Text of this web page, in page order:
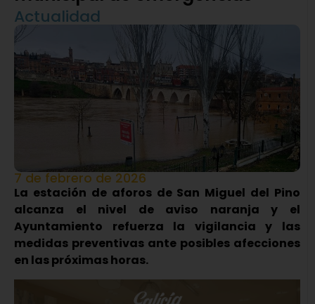
Actualidad
7 de febrero de 2026
La estación de aforos de San Miguel del Pino
alcanza el nivel de aviso naranja y el
Ayuntamiento refuerza la vigilancia y las
medidas preventivas ante posibles afecciones
en las próximas horas.